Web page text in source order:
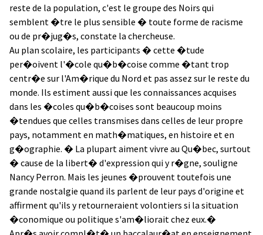
reste de la population, c'est le groupe des Noirs qui
semblent �tre le plus sensible � toute forme de racisme
ou de pr�jug�s, constate la chercheuse.
Au plan scolaire, les participants � cette �tude
per�oivent l'�cole qu�b�coise comme �tant trop
centr�e sur l'Am�rique du Nord et pas assez sur le reste du
monde. Ils estiment aussi que les connaissances acquises
dans les �coles qu�b�coises sont beaucoup moins
�tendues que celles transmises dans celles de leur propre
pays, notamment en math�matiques, en histoire et en
g�ographie. � La plupart aiment vivre au Qu�bec, surtout
� cause de la libert� d'expression qui y r�gne, souligne
Nancy Perron. Mais les jeunes �prouvent toutefois une
grande nostalgie quand ils parlent de leur pays d'origine et
affirment qu'ils y retourneraient volontiers si la situation
�conomique ou politique s'am�liorait chez eux.�